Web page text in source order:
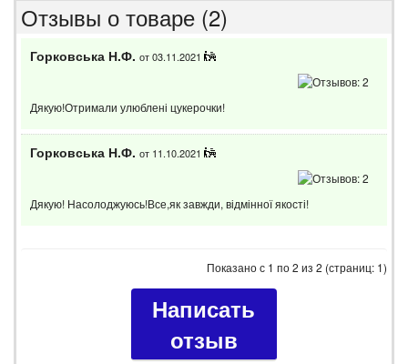
Отзывы о товаре (2)
Горковська Н.Ф. от 03.11.2021
Дякую!Отримали улюблені цукерочки!
Горковська Н.Ф. от 11.10.2021
Дякую! Насолоджуюсь!Все,як завжди, відмінної якості!
Показано с 1 по 2 из 2 (страниц: 1)
Написать
отзыв